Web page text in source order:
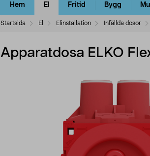
Hem El Fritid Bygg
Startsida El Elinstallation Infällda dosor
Apparatdosa ELKO